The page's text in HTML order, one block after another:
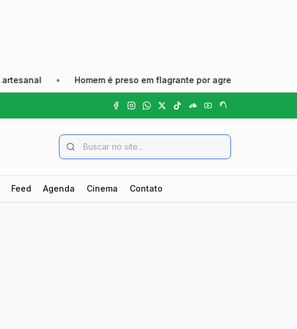
Homem é preso em flagrante por agredir companheira e causar
Feed Agenda Cinema Contato